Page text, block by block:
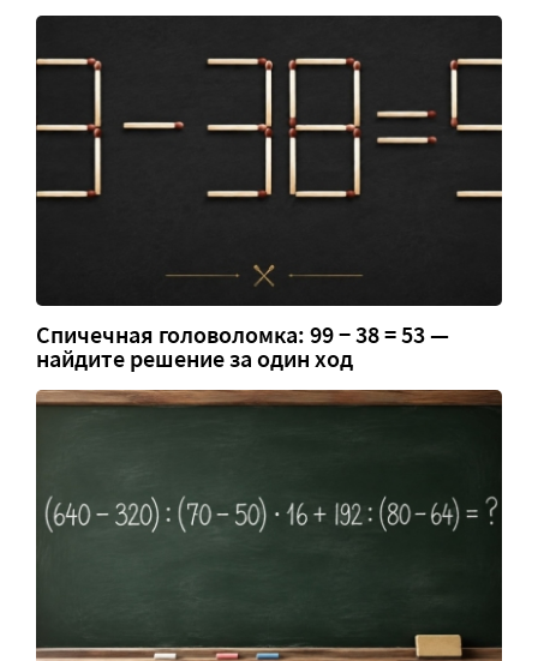
Спичечная головоломка: 99 − 38 = 53 —
найдите решение за один ход